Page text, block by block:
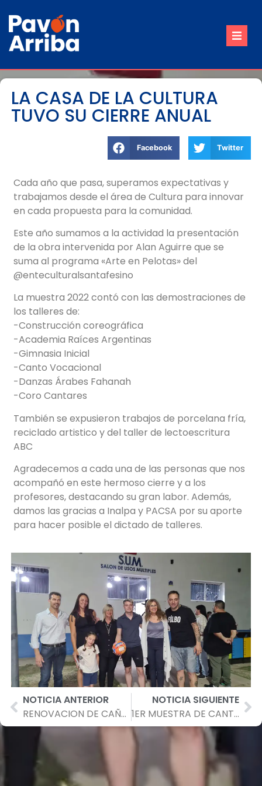
Trámites
Reuniones de Comisión
LA CASA DE LA CULTURA
TUVO SU CIERRE ANUAL
Facebook Twitter
Cada año que pasa, superamos expectativas y
trabajamos desde el área de Cultura para innovar
en cada propuesta para la comunidad.
Este año sumamos a la actividad la presentación
de la obra intervenida por Alan Aguirre que se
suma al programa «Arte en Pelotas» del
@enteculturalsantafesino
La muestra 2022 contó con las demostraciones de
los talleres de:
-Construcción coreográfica
-Academia Raíces Argentinas
-Gimnasia Inicial
-Canto Vocacional
-Danzas Árabes Fahanah
-Coro Cantares
También se expusieron trabajos de porcelana fría,
reciclado artistico y del taller de lectoescritura
ABC
Agradecemos a cada una de las personas que nos
acompañó en este hermoso cierre y a los
profesores, destacando su gran labor. Además,
damos las gracias a Inalpa y PACSA por su aporte
para hacer posible el dictado de talleres.
NOTICIA ANTERIOR
RENOVACION DE CAÑERIAS PARA RED DE AGUA POTABLE
NOTICIA SIGUIENTE
1ER MUESTRA DE CANTO VOCACIONAL